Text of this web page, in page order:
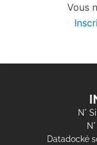
Vous
N°
Datadocké